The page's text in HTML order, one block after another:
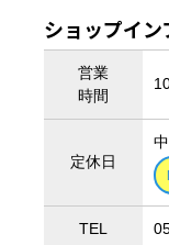
ショップイ
営業
時間
定休日
TEL